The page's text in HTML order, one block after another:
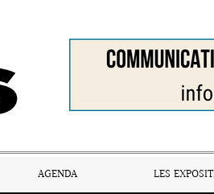
AGENDA LES